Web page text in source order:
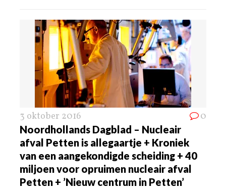
3 oktober 2016 0
Noordhollands Dagblad – Nucleair
afval Petten is allegaartje + Kroniek
van een aangekondigde scheiding + 40
miljoen voor opruimen nucleair afval
Petten + ’Nieuw centrum in Petten’